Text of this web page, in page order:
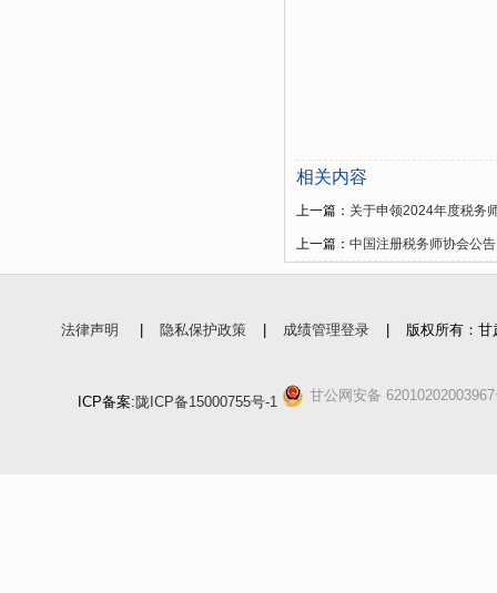
相关内容
上一篇： 关于申领2024年度税务
上一篇： 中国注册税务师协会公
法律声明 隐私保护政策 成绩管理登录 版权所有：
ICP备案:陇ICP备15000755号-1 甘公网安备